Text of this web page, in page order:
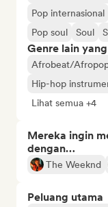
Pop internasional
Pop soul
Soul
Genre lain
Afrobeat/
Hip-hop
Lihat semua +4
Mereka ingin
dengan…
The Weeknd
Peluang utama